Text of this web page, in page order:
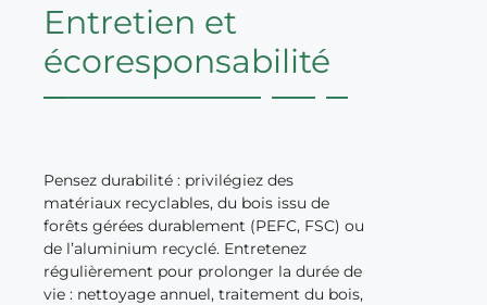
Entretien et
écoresponsabilité
Pensez durabilité : privilégiez des
matériaux recyclables, du bois issu de
forêts gérées durablement (PEFC, FSC) ou
de l’aluminium recyclé. Entretenez
régulièrement pour prolonger la durée de
vie : nettoyage annuel, traitement du bois,